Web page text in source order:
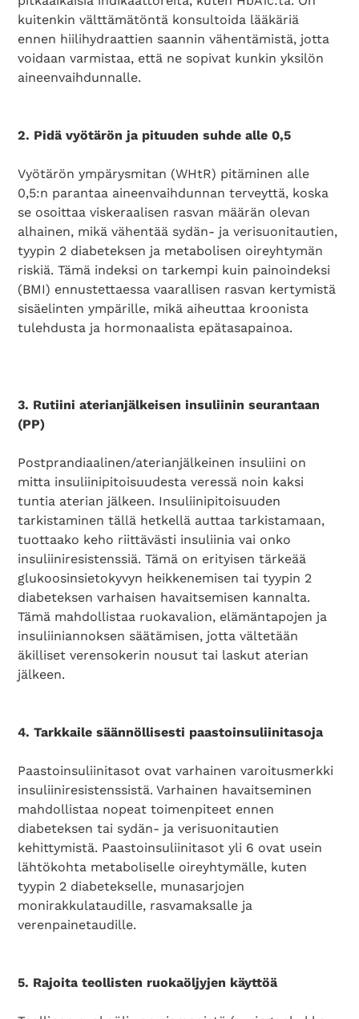
kuitenkin välttämätöntä konsultoida lääkäriä
ennen hiilihydraattien saannin vähentämistä, jotta
voidaan varmistaa, että ne sopivat kunkin yksilön
aineenvaihdunnalle.
2. Pidä vyötärön ja pituuden suhde alle 0,5
Vyötärön ympärysmitan (WHtR) pitäminen alle
0,5:n parantaa aineenvaihdunnan terveyttä, koska
se osoittaa viskeraalisen rasvan määrän olevan
alhainen, mikä vähentää sydän- ja verisuonitautien,
tyypin 2 diabeteksen ja metabolisen oireyhtymän
riskiä. Tämä indeksi on tarkempi kuin painoindeksi
(BMI) ennustettaessa vaarallisen rasvan kertymistä
sisäelinten ympärille, mikä aiheuttaa kroonista
tulehdusta ja hormonaalista epätasapainoa.
3. Rutiini aterianjälkeisen insuliinin seurantaan
(PP)
Postprandiaalinen/aterianjälkeinen insuliini on
mitta insuliinipitoisuudesta veressä noin kaksi
tuntia aterian jälkeen. Insuliinipitoisuuden
tarkistaminen tällä hetkellä auttaa tarkistamaan,
tuottaako keho riittävästi insuliinia vai onko
insuliiniresistenssiä. Tämä on erityisen tärkeää
glukoosinsietokyvyn heikkenemisen tai tyypin 2
diabeteksen varhaisen havaitsemisen kannalta.
Tämä mahdollistaa ruokavalion, elämäntapojen ja
insuliiniannoksen säätämisen, jotta vältetään
äkilliset verensokerin nousut tai laskut aterian
jälkeen.
4. Tarkkaile säännöllisesti paastoinsuliinitasoja
Paastoinsuliinitasot ovat varhainen varoitusmerkki
insuliiniresistenssistä. Varhainen havaitseminen
mahdollistaa nopeat toimenpiteet ennen
diabeteksen tai sydän- ja verisuonitautien
kehittymistä. Paastoinsuliinitasot yli 6 ovat usein
lähtökohta metaboliselle oireyhtymälle, kuten
tyypin 2 diabetekselle, munasarjojen
monirakkulataudille, rasvamaksalle ja
verenpainetaudille.
5. Rajoita teollisten ruokaöljyjen käyttöä